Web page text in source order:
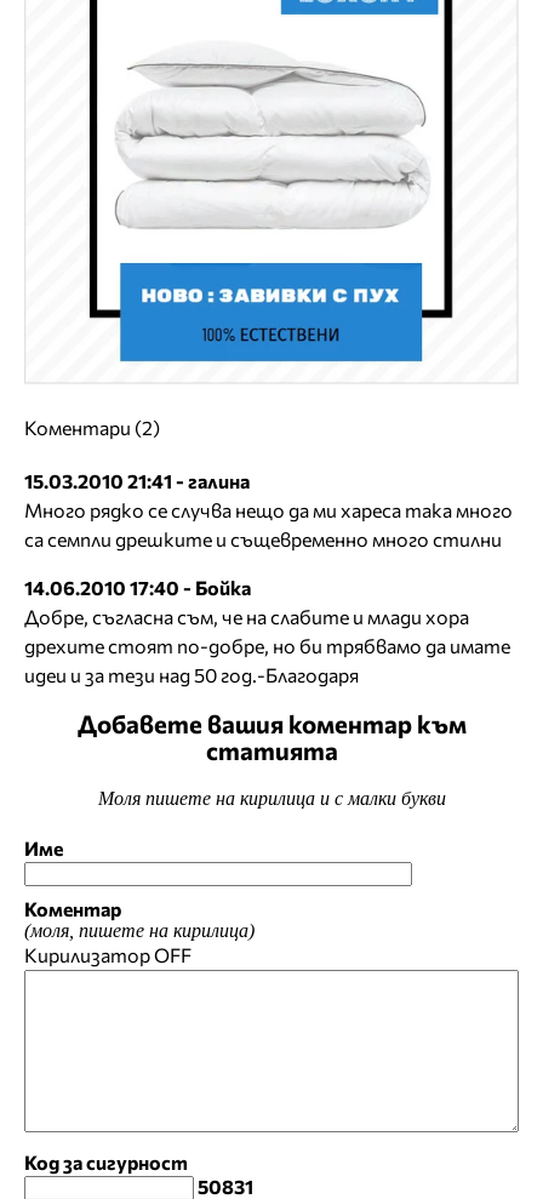
Коментари (2)
15.03.2010 21:41 - галина
Много рядко се случва нещо да ми хареса така много
са семпли дрешките и същевременно много стилни
14.06.2010 17:40 - Бойка
Добре, съгласна съм, че на слабите и млади хора
дрехите стоят по-добре, но би трябвамо да имате
идеи и за тези над 50 год.-Благодаря
Добавете вашия коментар към
статията
Моля пишете на кирилица и с малки букви
Име
Коментар
(моля, пишете на кирилица)
КирилизаторOFF
Код за сигурност
50831